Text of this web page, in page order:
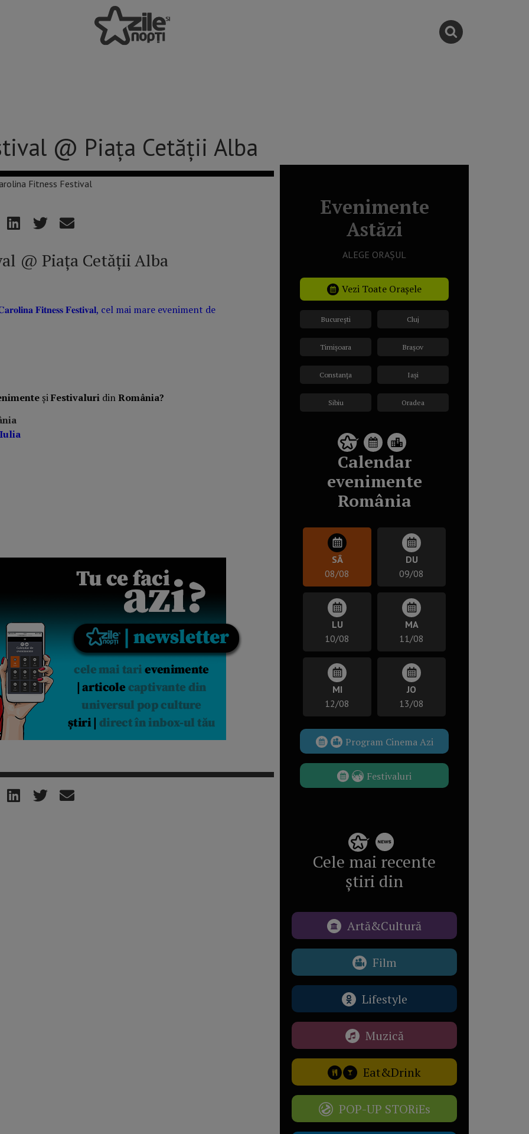
@ Piața Cetății Alba
@ Piața Cetății Alba
𝐅𝐢𝐭𝐧𝐞𝐬𝐬 𝐅𝐞𝐬𝐭𝐢𝐯𝐚𝐥, cel mai mare eveniment de
șiFestivaluri dinRomânia?
Iulia
Evenimente
Astăzi
ALEGE ORAȘUL
Vezi Toate Orașele
București
Timișoara
Constanța
Sibiu
Cluj
Brașov
Iași
Oradea
Calendar
evenimente
România
SÂ
08/08
DU
09/08
LU
10/08
MA
11/08
MI
12/08
JO
13/08
Program Cinema Azi
Festivaluri
Cele mai recente
știri din
Artă&Cultură
Film
Lifestyle
Muzică
Eat&Drink
POP-UP STORiEs